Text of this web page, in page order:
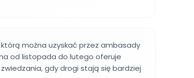
można uzyskać przez ambasady
od listopada do lutego oferuje
gdy drogi stają się bardziej